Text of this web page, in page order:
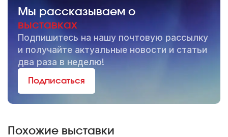
Мы рассказываем о
выставках
Подпишитесь на нашу почтовую рассылку
и получайте актуальные новости и статьи
два раза в неделю!
Подписаться
Похожие выставки